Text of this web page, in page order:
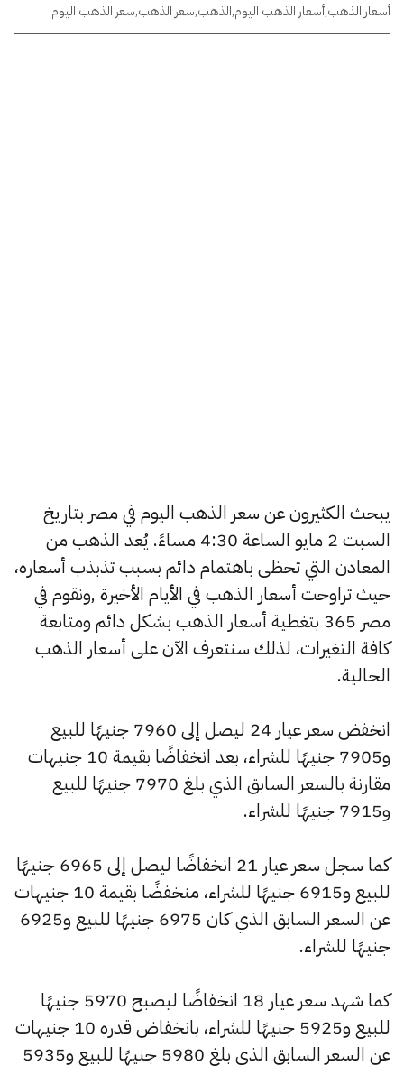
أسعار الذهب,أسعار الذهب اليوم,الذهب,سعر الذهب,سعر الذهب اليوم
يبحث الكثيرون عن سعر الذهب اليوم في مصر بتاريخ
السبت 2 مايو الساعة 4:30 مساءً. يُعد الذهب من
المعادن التي تحظى باهتمام دائم بسبب تذبذب أسعاره،
حيث تراوحت أسعار الذهب في الأيام الأخيرة ,ونقوم في
مصر 365 بتغطية أسعار الذهب بشكل دائم ومتابعة
كافة التغيرات، لذلك سنتعرف الآن على أسعار الذهب
الحالية.
انخفض سعر عيار 24 ليصل إلى 7960 جنيهًا للبيع
و7905 جنيهًا للشراء، بعد انخفاضًا بقيمة 10 جنيهات
مقارنة بالسعر السابق الذي بلغ 7970 جنيهًا للبيع
و7915 جنيهًا للشراء.
كما سجل سعر عيار 21 انخفاضًا ليصل إلى 6965 جنيهًا
للبيع و6915 جنيهًا للشراء، منخفضًا بقيمة 10 جنيهات
عن السعر السابق الذي كان 6975 جنيهًا للبيع و6925
جنيهًا للشراء.
كما شهد سعر عيار 18 انخفاضًا ليصبح 5970 جنيهًا
للبيع و5925 جنيهًا للشراء، بانخفاض قدره 10 جنيهات
عن السعر السابق الذي بلغ 5980 جنيهًا للبيع و5935